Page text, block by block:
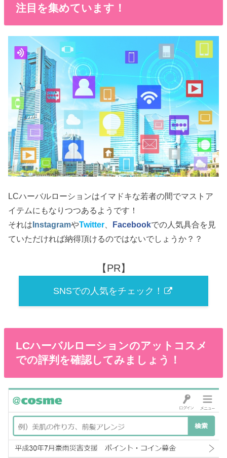
注目を集めています！
LCハーバルローションはイマドキな若者の間でマストア
イテムにもなりつつあるようです！
それは InstagramやTwitter Facebookでの人気具合を見
ていただければ納得頂けるのではないでしょうか？？
【PR】
SNSでの人気をチェック！
LCハーバルローションのアットコスメ
での評判を確認してみましょう！